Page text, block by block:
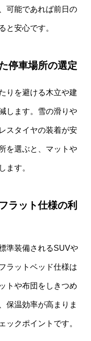
可能であれば前日の
と安心です。
停車場所の選定
りを避ける木立や建
します。雪の滑りや
スタイヤの装着が安
を選ぶと、マットや
ます。
ラット仕様の利
準装備されるSUVや
ラットベッド仕様は
トや布団をしきつめ
保温効率が高まりま
ックポイントです。